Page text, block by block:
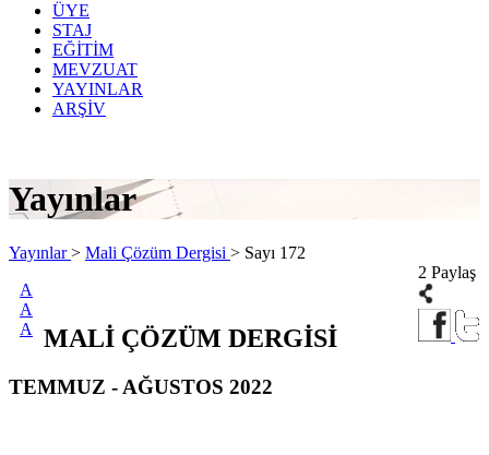
ÜYE
STAJ
EĞİTİM
MEVZUAT
YAYINLAR
ARŞİV
Yayınlar
Yayınlar> Mali Çözüm Dergisi > Sayı 172
A
A
A
2 Paylaş
MALİ ÇÖZÜM DERGİSİ
TEMMUZ - AĞUSTOS 2022